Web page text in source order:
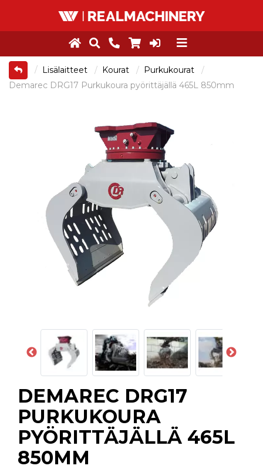
Lisälaitteet Kourat
Purkukourat
Demarec DRG17 Purkukoura pyörittäjällä 465L 850mm
DEMAREC DRG17
PURKUKOURA
PYÖRITTÄJÄLLÄ 465L
850MM